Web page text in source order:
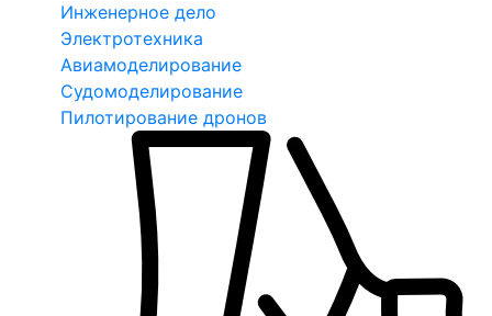
Инженерное дело
Электротехника
Авиамоделирование
Судомоделирование
Пилотирование дронов